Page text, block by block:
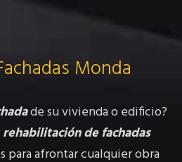
Monda
de su vivienda o edificio?
rehabilitación de fachadas
para afrontar cualquier obra